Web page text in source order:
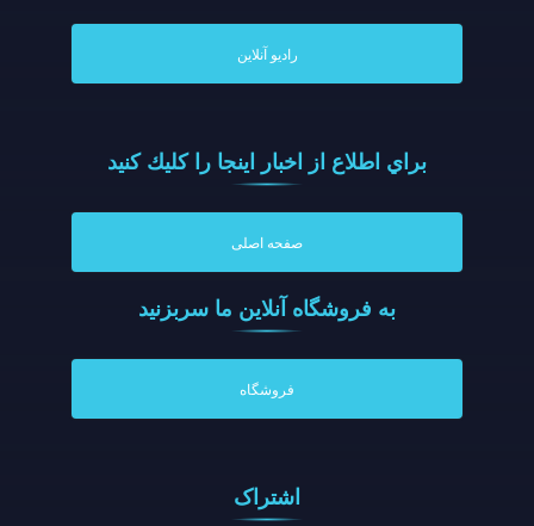
رادیو آنلاین
براي اطلاع از اخبار اينجا را كليك كنيد
صفحه اصلی
به فروشگاه آنلاين ما سربزنيد
فروشگاه
اشتراک